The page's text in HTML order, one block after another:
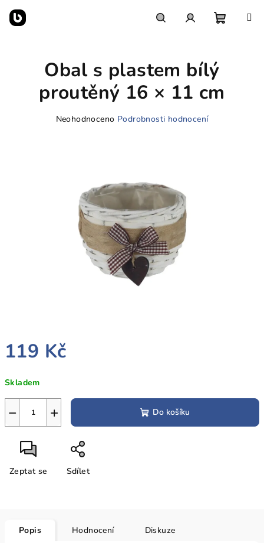
obsah
košík
119 Kč
cena:
Skladem
+
− Do košíku
Zeptat se Sdílet
Obal s plastem bílý
proutěný 16 × 11 cm
Průměrné
hvězdiček.
Neohodnoceno Podrobnosti hodnocení
Popis Hodnocení Diskuze